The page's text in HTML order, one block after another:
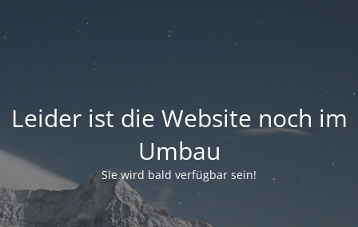
Leider ist die Website noch im
Umbau
Sie wird bald verfügbar sein!